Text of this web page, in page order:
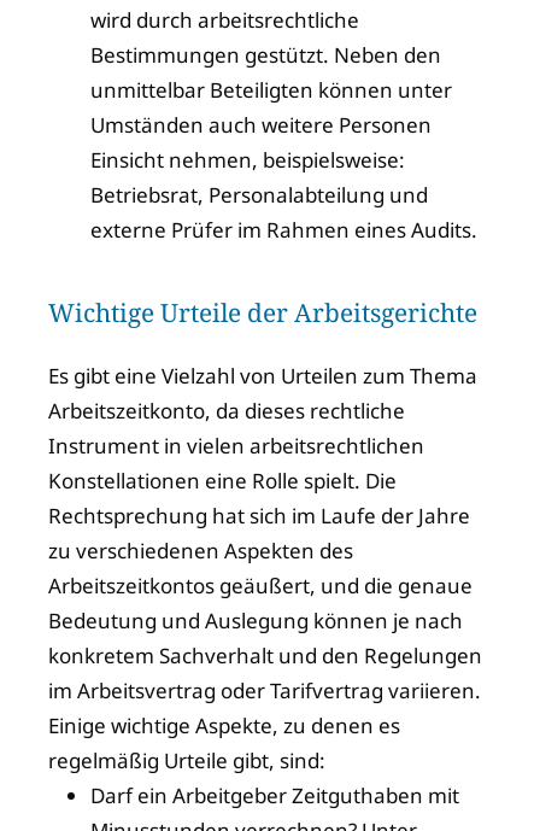
wird durch arbeitsrechtliche
Bestimmungen gestützt. Neben den
unmittelbar Beteiligten können unter
Umständen auch weitere Personen
Einsicht nehmen, beispielsweise:
Betriebsrat, Personalabteilung und
externe Prüfer im Rahmen eines Audits.
Wichtige Urteile der Arbeitsgerichte
Es gibt eine Vielzahl von Urteilen zum Thema
Arbeitszeitkonto, da dieses rechtliche
Instrument in vielen arbeitsrechtlichen
Konstellationen eine Rolle spielt. Die
Rechtsprechung hat sich im Laufe der Jahre
zu verschiedenen Aspekten des
Arbeitszeitkontos geäußert, und die genaue
Bedeutung und Auslegung können je nach
konkretem Sachverhalt und den Regelungen
im Arbeitsvertrag oder Tarifvertrag variieren.
Einige wichtige Aspekte, zu denen es
regelmäßig Urteile gibt, sind:
Darf ein Arbeitgeber Zeitguthaben mit